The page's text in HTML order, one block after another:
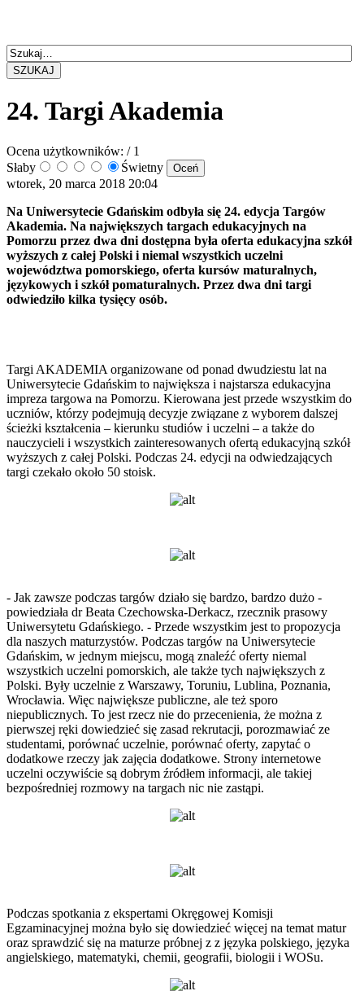
SZUKAJ
24. Targi Akademia
Ocena użytkowników: / 1
Słaby
Świetny
wtorek, 20 marca 2018 20:04
Na Uniwersytecie Gdańskim odbyła się 24. edycja Targów
Akademia. Na największych targach edukacyjnych na
Pomorzu przez dwa dni dostępna była oferta edukacyjna szkół
wyższych z całej Polski i niemal wszystkich uczelni
województwa pomorskiego, oferta kursów maturalnych,
językowych i szkół pomaturalnych. Przez dwa dni targi
odwiedziło kilka tysięcy osób.
Targi AKADEMIA organizowane od ponad dwudziestu lat na
Uniwersytecie Gdańskim to największa i najstarsza edukacyjna
impreza targowa na Pomorzu. Kierowana jest przede wszystkim do
uczniów, którzy podejmują decyzje związane z wyborem dalszej
ścieżki kształcenia – kierunku studiów i uczelni – a także do
nauczycieli i wszystkich zainteresowanych ofertą edukacyjną szkół
wyższych z całej Polski. Podczas 24. edycji na odwiedzających
targi czekało około 50 stoisk.
- Jak zawsze podczas targów działo się bardzo, bardzo dużo -
powiedziała dr Beata Czechowska-Derkacz, rzecznik prasowy
Uniwersytetu Gdańskiego. - Przede wszystkim jest to propozycja
dla naszych maturzystów. Podczas targów na Uniwersytecie
Gdańskim, w jednym miejscu, mogą znaleźć oferty niemal
wszystkich uczelni pomorskich, ale także tych największych z
Polski. Były uczelnie z Warszawy, Toruniu, Lublina, Poznania,
Wrocławia. Więc największe publiczne, ale też sporo
niepublicznych. To jest rzecz nie do przecenienia, że można z
pierwszej ręki dowiedzieć się zasad rekrutacji, porozmawiać ze
studentami, porównać uczelnie, porównać oferty, zapytać o
dodatkowe rzeczy jak zajęcia dodatkowe. Strony internetowe
uczelni oczywiście są dobrym źródłem informacji, ale takiej
bezpośredniej rozmowy na targach nic nie zastąpi.
Podczas spotkania z ekspertami Okręgowej Komisji
Egzaminacyjnej można było się dowiedzieć więcej na temat matur
oraz sprawdzić się na maturze próbnej z z języka polskiego, języka
angielskiego, matematyki, chemii, geografii, biologii i WOSu.